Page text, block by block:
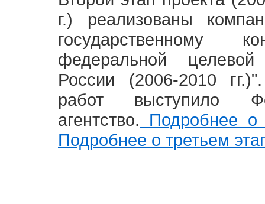
г.) реализованы
государственному
федеральной
России (2006-2010
работ выступило
агентство. Подробнее о
Подробнее о третьем